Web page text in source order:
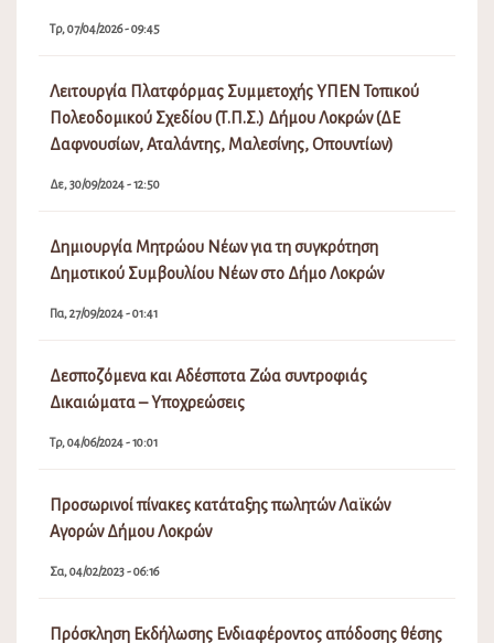
Τρ, 07/04/2026 - 09:45
Λειτουργία Πλατφόρμας Συμμετοχής ΥΠΕΝ Τοπικού
Πολεοδομικού Σχεδίου (Τ.Π.Σ.) Δήμου Λοκρών (ΔΕ
Δαφνουσίων, Αταλάντης, Μαλεσίνης, Οπουντίων)
Δε, 30/09/2024 - 12:50
Δημιουργία Μητρώου Νέων για τη συγκρότηση
Δημοτικού Συμβουλίου Νέων στο Δήμο Λοκρών
Πα, 27/09/2024 - 01:41
Δεσποζόμενα και Αδέσποτα Ζώα συντροφιάς
Δικαιώματα – Υποχρεώσεις
Τρ, 04/06/2024 - 10:01
Προσωρινοί πίνακες κατάταξης πωλητών Λαϊκών
Αγορών Δήμου Λοκρών
Σα, 04/02/2023 - 06:16
Πρόσκληση Εκδήλωσης Ενδιαφέροντος απόδοσης θέσης